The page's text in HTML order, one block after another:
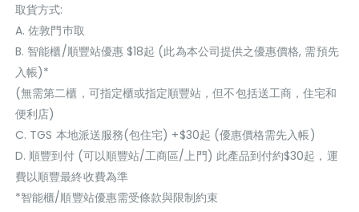
取貨方式:
A. 佐敦門巿取
B. 智能櫃/順豐站優惠 $18起 (此為本公司提供之優惠價格, 需預先
入帳)*
(無需第二櫃，可指定櫃或指定順豐站，但不包括送工商，住宅和
便利店)
C. TGS 本地派送服務(包住宅) +$30起 (優惠價格需先入帳)
D. 順豐到付 (可以順豐站/工商區/上門) 此產品到付約$30起，運
費以順豐最終收費為準
*智能櫃/順豐站優惠需受條款與限制約束